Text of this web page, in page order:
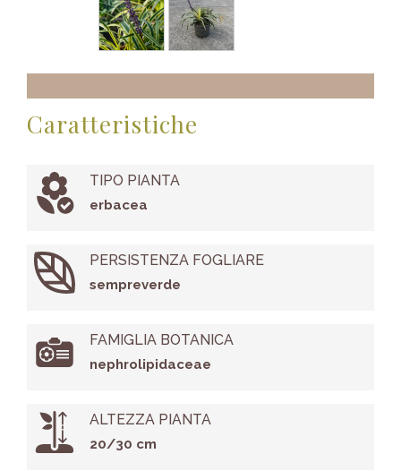
Caratteristiche
TIPO PIANTA
erbacea
PERSISTENZA FOGLIARE
sempreverde
FAMIGLIA BOTANICA
nephrolipidaceae
ALTEZZA PIANTA
20/30 cm